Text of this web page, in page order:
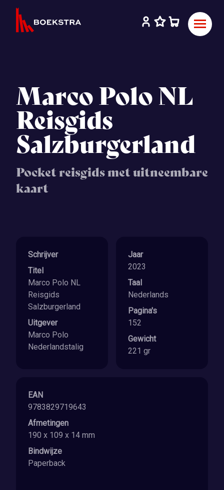
Marco Polo NL
Reisgids
Salzburgerland
Pocket reisgids met uitneembare
kaart
Schrijver
Titel
Marco Polo NL
Reisgids
Salzburgerland
Uitgever
Marco Polo
Nederlandstalig
Jaar
2023
Taal
Nederlands
Pagina's
152
Gewicht
221 gr
EAN
9783829719643
Afmetingen
190 x 109 x 14 mm
Bindwijze
Paperback